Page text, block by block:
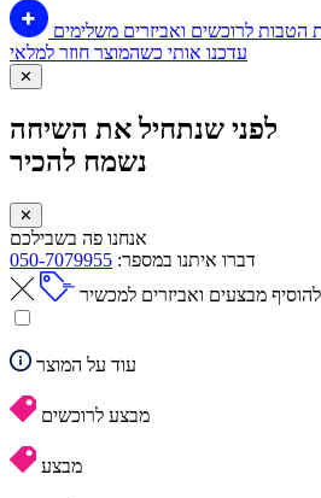
הטבות לרוכשים ואביזרים משלימים
עדכנו אותי כשהמוצר חוזר למלאי
✕
לפני שנתחיל את השיחה
נשמח להכיר
✕
אנחנו פה בשבילכם
דברו איתנו במספר: 050-7079955
להוסיף מבצעים ואביזרים למכשיר
עוד על המוצר
מבצע לרוכשים
מבצע